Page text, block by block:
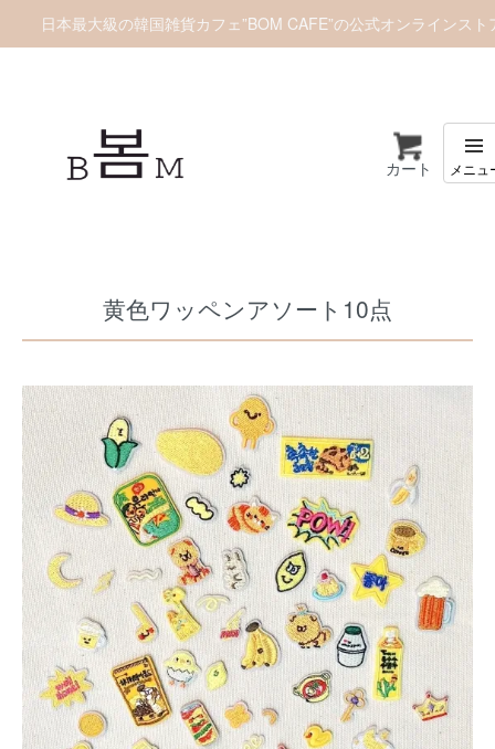
日本最大級の韓国雑貨カフェ”BOM CAFE”の公式オンラインスト
カート
黄色ワッペンアソート10点